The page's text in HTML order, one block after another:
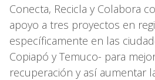
Conecta, Recicla y Colabora
apoyo a tres proyectos en
específicamente en las
Copiapó y Temuco- para
recuperación y así aumentar